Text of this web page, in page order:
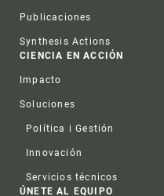
Publicaciones
Synthesis Actions
CIENCIA EN ACCIÓN
Impacto
Soluciones
Política i Gestión
Innovación
Servicios técnicos
ÚNETE AL EQUIPO